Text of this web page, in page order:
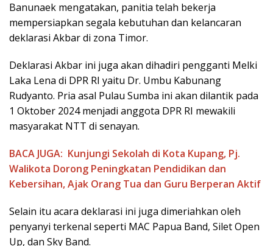
Banunaek mengatakan, panitia telah bekerja
mempersiapkan segala kebutuhan dan kelancaran
deklarasi Akbar di zona Timor.
Deklarasi Akbar ini juga akan dihadiri pengganti Melki
Laka Lena di DPR RI yaitu Dr. Umbu Kabunang
Rudyanto. Pria asal Pulau Sumba ini akan dilantik pada
1 Oktober 2024 menjadi anggota DPR RI mewakili
masyarakat NTT di senayan.
BACA JUGA: Kunjungi Sekolah di Kota Kupang, Pj.
Walikota Dorong Peningkatan Pendidikan dan
Kebersihan, Ajak Orang Tua dan Guru Berperan Aktif
Selain itu acara deklarasi ini juga dimeriahkan oleh
penyanyi terkenal seperti MAC Papua Band, Silet Open
Up, dan Sky Band.